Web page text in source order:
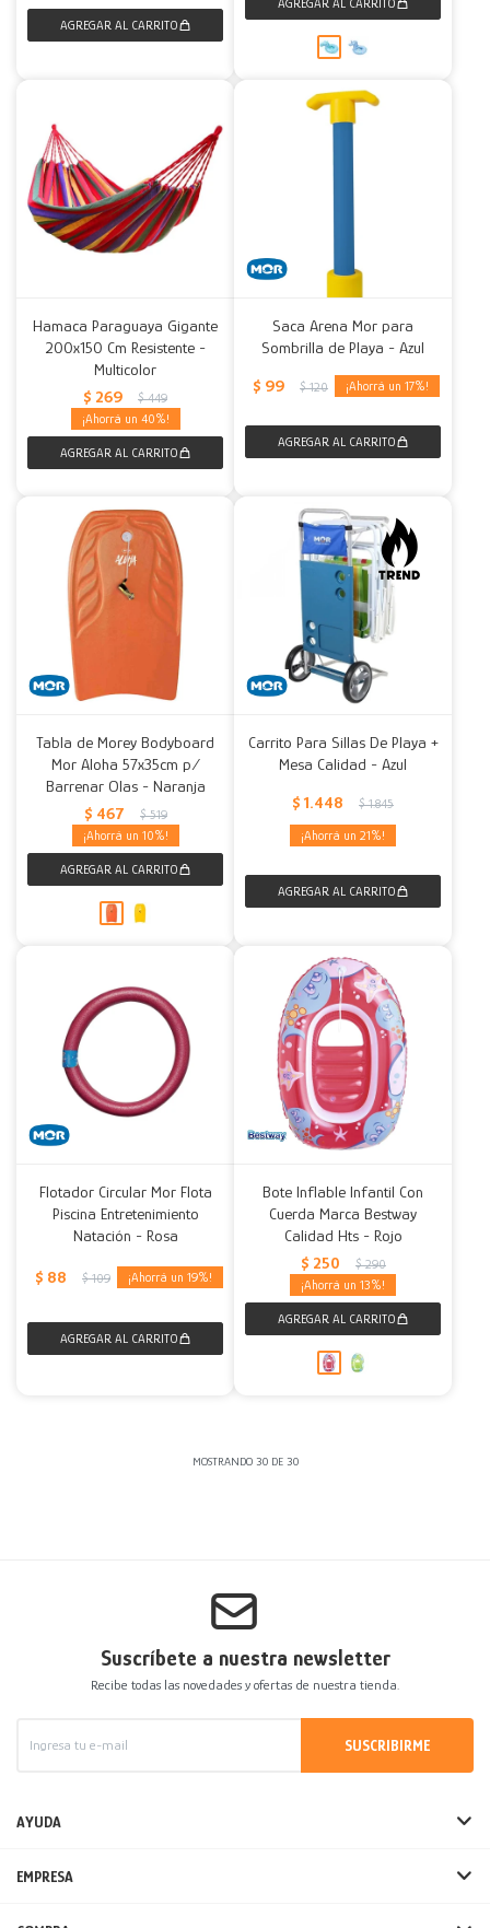
Hamaca Paraguaya Gigante
200x150 Cm Resistente -
Multicolor
$ 269 $ 449
40
Saca Arena Mor para
Sombrilla de Playa - Azul
$ 99 $ 120 17
Tabla de Morey Bodyboard
Mor Aloha 57x35cm p/
Barrenar Olas - Naranja
$ 467 $ 519
10
Carrito Para Sillas De Playa +
Mesa Calidad - Azul
$ 1.448 $ 1.845
21
Flotador Circular Mor Flota
Piscina Entretenimiento
Natación - Rosa
$ 88 $ 109 19
Bote Inflable Infantil Con
Cuerda Marca Bestway
Calidad Hts - Rojo
$ 250 $ 290
13
MOSTRANDO 30DE 30
Suscríbete a nuestra newsletter
Recibe todas las novedades y ofertas de nuestra tienda.
SUSCRIBIRME
AYUDA
EMPRESA